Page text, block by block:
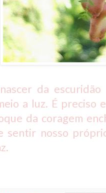
da
a luz. É preciso
da coragem
sentir nosso